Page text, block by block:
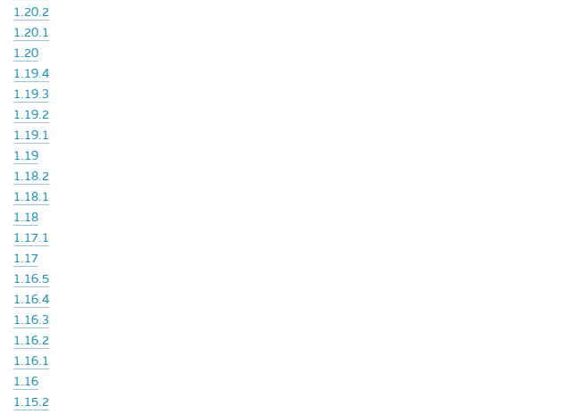
1.20.2
1.20.1
1.20
1.19.4
1.19.3
1.19.2
1.19.1
1.19
1.18.2
1.18.1
1.18
1.17.1
1.17
1.16.5
1.16.4
1.16.3
1.16.2
1.16.1
1.16
1.15.2